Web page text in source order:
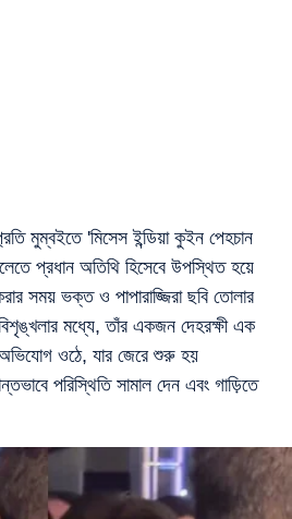
মুম্বইতে 'মিসেস ইন্ডিয়া কুইন পেহচান
প্রধান অতিথি হিসেবে উপস্থিত হয়ে
সময় ভক্ত ও পাপারাজ্জিরা ছবি তোলার
মধ্যে, তাঁর একজন দেহরক্ষী এক
অভিযোগ ওঠে, যার জেরে শুরু হয়
পরিস্থিতি সামাল দেন এবং গাড়িতে